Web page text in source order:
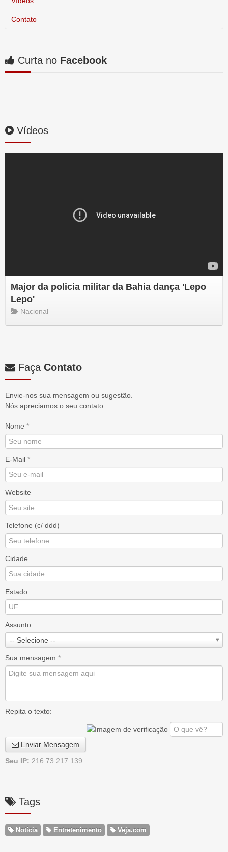
Contato
Curta no Facebook
Vídeos
Major da policia militar da Bahia dança 'Lepo
Lepo'
Nacional
Faça Contato
Envie-nos sua mensagem ou sugestão.
Nós apreciamos o seu contato.
Nome *
E-Mail *
Website
Telefone (c/ ddd)
Cidade
Estado
Assunto
-- Selecione --
Sua mensagem *
Repita o texto:
Enviar Mensagem
Seu IP: 216.73.217.139
Tags
Notícia Entretenimento Veja.com